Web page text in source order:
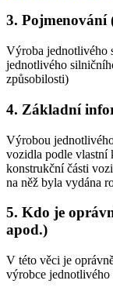
3. Pojmenování
Výroba jednotlivého
jednotlivého
způsobilosti)
4. Základní
Výrobou
vozidla podle vlastní
konstrukční části
na něž byla vydána
5. Kdo je
apod.)
V této věci je
výrobce